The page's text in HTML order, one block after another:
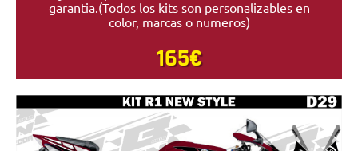
garantia.(Todos los kits son personalizables en
color, marcas o numeros)
165€